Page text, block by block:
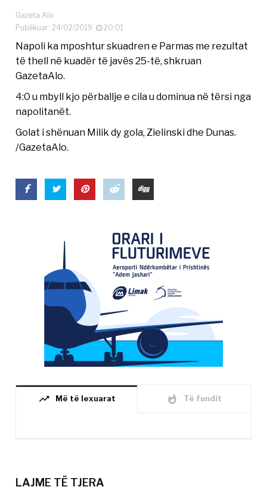
Gazeta Alo
Publikuar: 24/02/2019
20:01
Napoli ka mposhtur skuadren e Parmas me rezultat
të thell në kuadër të javës 25-të, shkruan
GazetaAlo.
4:0 u mbyll kjo përballje e cila u dominua në tërsi nga
napolitanët.
Golat i shënuan Milik dy gola, Zielinski dhe Dunas.
/GazetaAlo.
trending_up Më të lexuarat whatshot Të fundit
LAJME TË TJERA